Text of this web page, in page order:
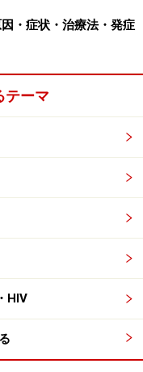
容をご確認くださ
を必要とする方は、適
報に基づいて被ったい
・症状・治療法・発症
テーマ
HIV